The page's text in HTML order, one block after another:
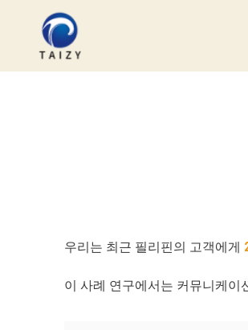
우리는 최근 필리핀의 고객에게
이 사례 연구에서는 커뮤니케이